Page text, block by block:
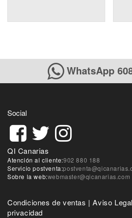
WhatsApp
Social
QI Canarias
Atención al cliente:902 880 188
Servicio postventa:
Sobre la web:webmaster@qicanarias.com
Condiciones de ventas |Aviso Legal
privacidad